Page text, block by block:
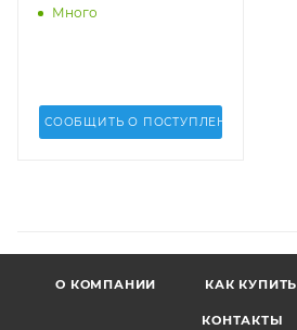
(DV Inc.) - DV-DR-
Много
СООБЩИТЬ О ПОСТУПЛЕНИИ
О КОМПАНИИ КАК КУПИТЬ
КОНТАКТЫ